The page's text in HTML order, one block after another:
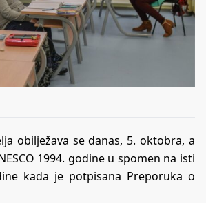
obilježava se danas, 5. oktobra, a
1994. godine u spomen na isti
kada je potpisana Preporuka o